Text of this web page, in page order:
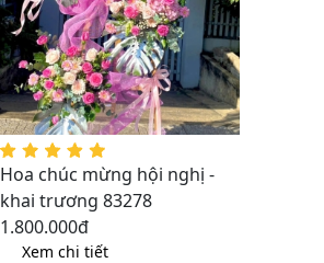
Hoa chúc mừng hội nghị -
khai trương 83278
1.800.000đ
Xem chi tiết